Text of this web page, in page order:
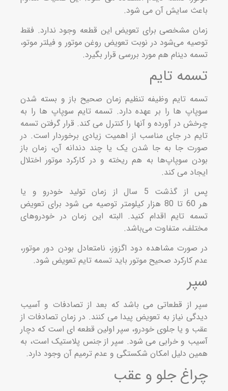
سایش آن می‌‌‌‌ شود.
مشخصی برای تعویض این قطعه وجود ندارد. فقط
می‌شود در نوبت تعویض روغن موتور و فیلتر موتو،
دینام هم مورد بررسی قرار بگیرد.
تایم
تایم وظیفه تنظیم زمان صحیح باز و بسته شدن
ها را بر عهده دارد. تسمه تایم سوپاپ‌ ها را به
در آورده و آنها را کنترل می‌ کند. قرار گرفتن تسمه
در جای مناسب از اهمیت زیادی برخوردار است. در
جا به جا شدن یک یا چند دندانه آن، زمان باز
سوپاپ‌ها به هم ریخته و در کارکرد موتور اختلال
می‌ کند.
پس از گذشت 5 سال از زمان تولید خودرو و یا
هر 60 تا 80 هزار کیلومتر توصیه می‌ شود برای تعویض
تایم اقدام کنید. البته این زمان در خودرو‌های
متفاوت می‌باشد.
مشاهده دود اگزوز، نامتعادل بودن دور موتور،
کارکرد صحیح موتور باید تسمه تایم تعویض شود.
از قطعاتی می‌ باشد که بعد از تصادفات و آسیب
نیاز به تعویض پیدا می‌ کنند. در زمان تصادفات از
و یا جلوی خودرو، سپر اولین قطعه‌ ای است که دچار
و خرابی می‌ شود. سپر از جنس پلاستیک است، به
دلیل امکان شکستگی و عدم ترمیم آن وجود دارد.
جلو و عقب